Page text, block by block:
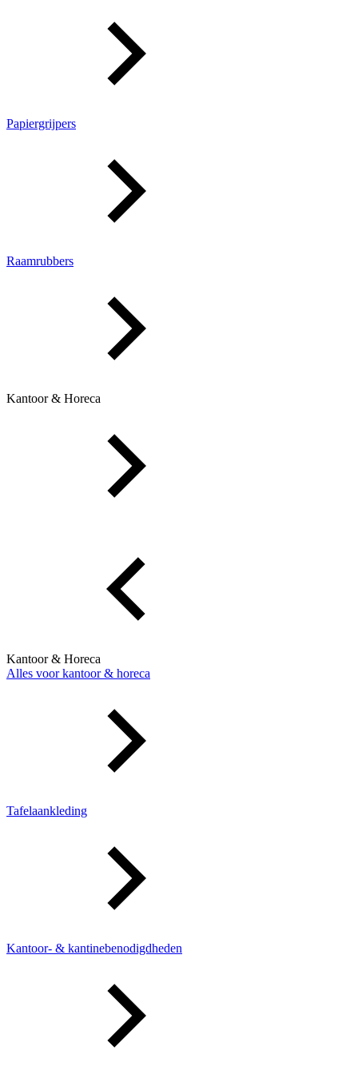
Papiergrijpers
Raamrubbers
Kantoor & Horeca
Kantoor & Horeca
Alles voor kantoor & horeca
Tafelaankleding
Kantoor- & kantinebenodigdheden